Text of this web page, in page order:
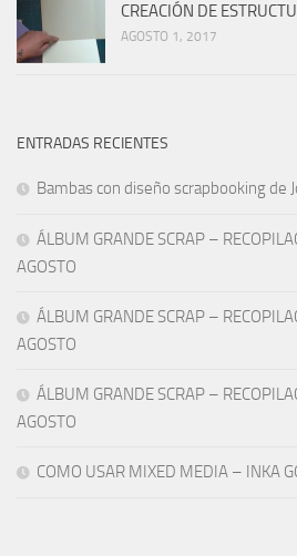
CREACIÓN DE
AGOSTO 1, 2017
ENTRADAS RECIENTES
Bambas con diseño scrapbooking de
ÁLBUM GRANDE SCRAP –
AGOSTO
ÁLBUM GRANDE SCRAP –
AGOSTO
ÁLBUM GRANDE SCRAP –
AGOSTO
COMO USAR MIXED MEDIA – INKA